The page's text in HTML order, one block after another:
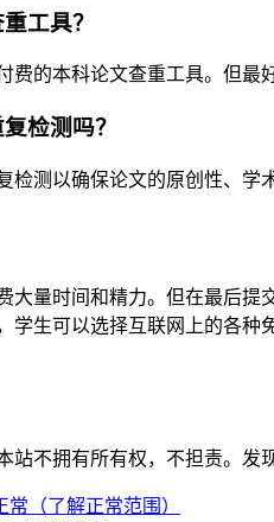
工具？
的本科论文查重工具。但最
检测吗？
检测以确保论文的原创性、学
大量时间和精力。但在最后
学生可以选择互联网上的各种
站不拥有所有权，不担责。发
（了解正常范围）